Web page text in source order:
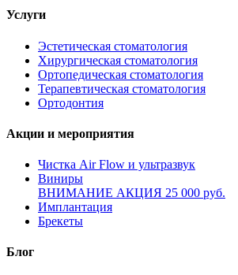
Услуги
Эстетическая стоматология
Хирургическая стоматология
Ортопедическая стоматология
Терапевтическая стоматология
Ортодонтия
Акции и мероприятия
Чистка Air Flow и ультразвук
Виниры
ВНИМАНИЕ АКЦИЯ 25 000 руб.
Имплантация
Брекеты
Блог